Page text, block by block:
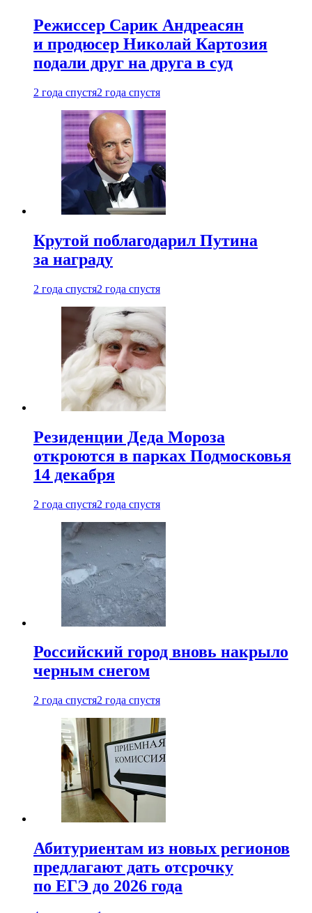
Режиссер Сарик Андреасян
и продюсер Николай Картозия
подали друг на друга в суд
2 года спустя2 года спустя
Крутой поблагодарил Путина
за награду
2 года спустя2 года спустя
Резиденции Деда Мороза
откроются в парках Подмосковья
14 декабря
2 года спустя2 года спустя
Российский город вновь накрыло
черным снегом
2 года спустя2 года спустя
Абитуриентам из новых регионов
предлагают дать отсрочку
по ЕГЭ до 2026 года